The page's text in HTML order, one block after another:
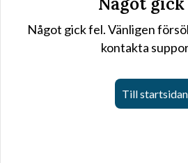
Något gick fel. Vänligen
kontakta
Till startsidan